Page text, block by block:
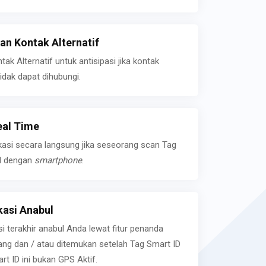
Kontak Alternatif
Alternatif untuk antisipasi jika kontak
dapat dihubungi.
Time
secara langsung jika seseorang scan Tag
dengan smartphone.
Anabul
terakhir anabul Anda lewat fitur penanda
dan / atau ditemukan setelah Tag Smart ID
ID ini bukan GPS Aktif.